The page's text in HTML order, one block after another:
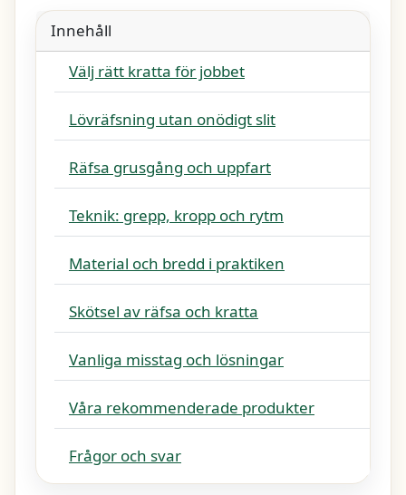
Innehåll
Välj rätt kratta för jobbet
Lövräfsning utan onödigt slit
Räfsa grusgång och uppfart
Teknik: grepp, kropp och rytm
Material och bredd i praktiken
Skötsel av räfsa och kratta
Vanliga misstag och lösningar
Våra rekommenderade produkter
Frågor och svar